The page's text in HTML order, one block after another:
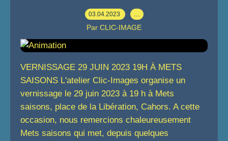
03.04.2023 …
Par CLIC-IMAGE
VERNISSAGE 29 JUIN 2023 19H À METS
SAISONS L'atelier Clic-Images organise un
vernissage le 29 juin 2023 à 19 h à Mets
saisons, place de la Libération, Cahors. A cette
occasion, nous remercions chaleureusement
Mets saisons qui met, depuis quelques